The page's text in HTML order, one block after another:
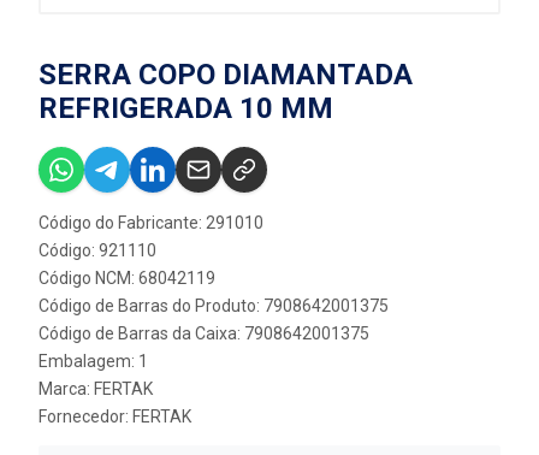
SERRA COPO DIAMANTADA
REFRIGERADA 10 MM
Código do Fabricante: 291010
Código: 921110
Código NCM: 68042119
Código de Barras do Produto: 7908642001375
Código de Barras da Caixa: 7908642001375
Embalagem: 1
Marca: FERTAK
Fornecedor: FERTAK